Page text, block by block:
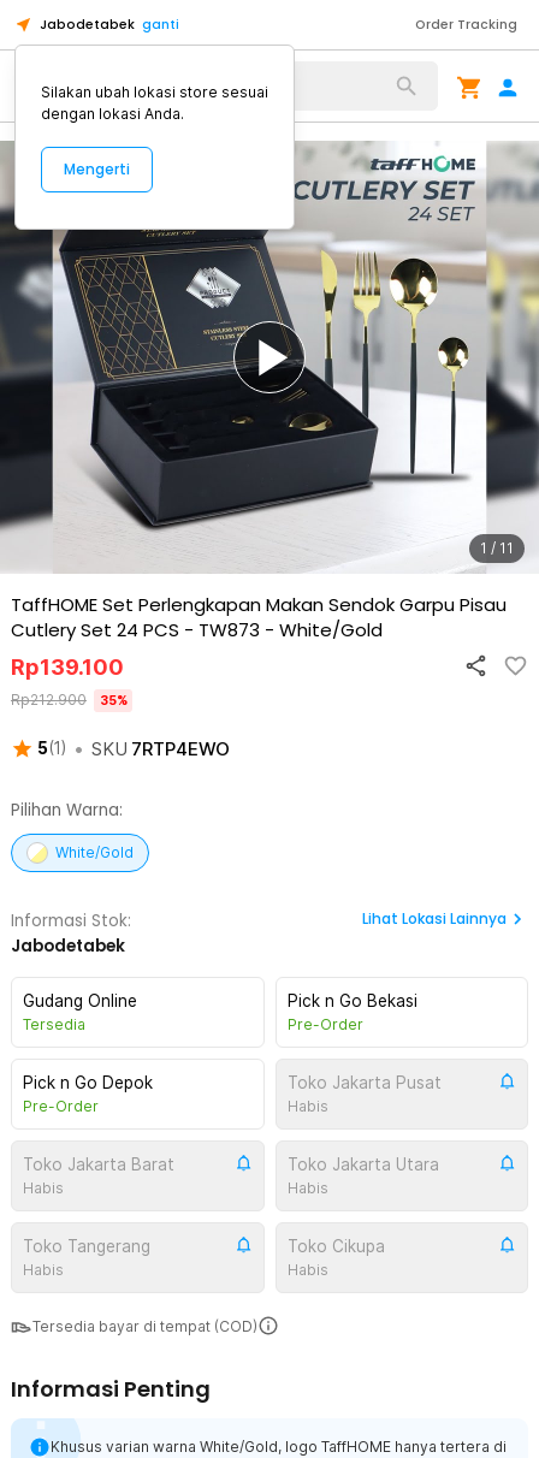
Jabodetabek ganti Order Tracking
Alat Kopi
1 / 11
TaffHOME Set Perlengkapan Makan Sendok Garpu Pisau
Cutlery Set 24 PCS - TW873 - White/Gold
5(1 ) • SKU 7RTP4EWO
Rp139.100
Rp212.900 35%
Pilihan Warna:
White/Gold
Informasi Stok:
Jabodetabek
Lihat Lokasi Lainnya
Gudang Online
Tersedia
Pick n Go Bekasi
Pre-Order
Pick n Go Depok
Pre-Order
Toko Jakarta Pusat
Habis
Toko Jakarta Barat
Habis
Toko Jakarta Utara
Habis
Toko Tangerang
Habis
Toko Cikupa
Habis
Tersedia bayar di tempat (COD)
Informasi Penting
Khusus varian warna White/Gold, logo TaffHOME hanya tertera di
Silakan ubah lokasi store sesuai
dengan lokasi Anda.
Mengerti